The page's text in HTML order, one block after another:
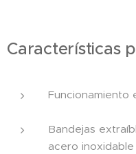
Características
Funcionamiento
Bandejas
acero inoxidable